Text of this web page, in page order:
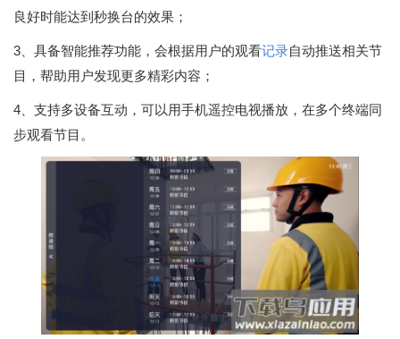
良好时能达到秒换台的效果；
3、具备智能推荐功能，会根据用户的观看记录自动推送相关节
目，帮助用户发现更多精彩内容；
4、支持多设备互动，可以用手机遥控电视播放，在多个终端同
步观看节目。